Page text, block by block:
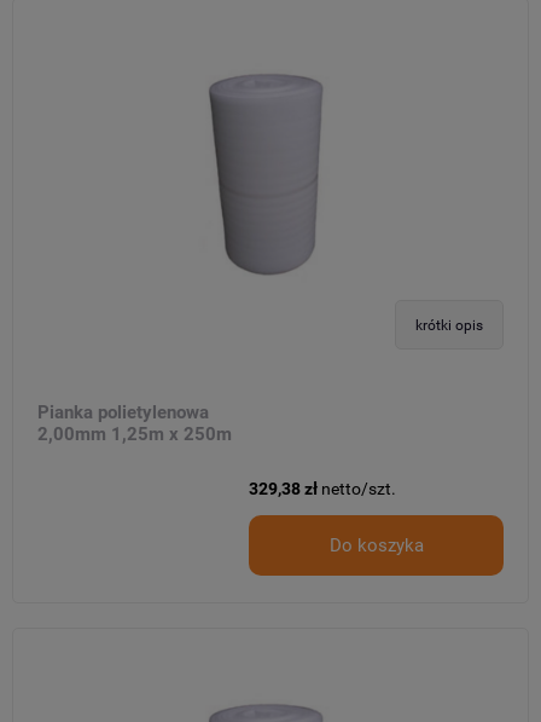
krótki opis
Pianka polietylenowa
2,00mm 1,25m x 250m
329,38 zł netto/szt.
Do koszyka